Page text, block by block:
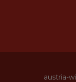
austria-